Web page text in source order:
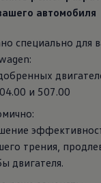
автомобиля
специально для
:
и 507.00
трения,
двигателя.